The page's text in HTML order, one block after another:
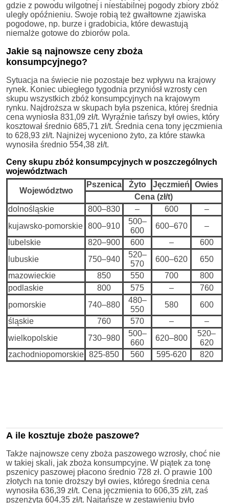
gdzie z powodu wilgotnej i niestabilnej pogody zbiory zbóż
uległy opóźnieniu. Swoje robią też gwałtowne zjawiska
pogodowe, np. burze i gradobicia, które dewastują
niemalże gotowe do zbiorów pola.
Jakie są najnowsze ceny zboża
konsumpcyjnego?
Sytuacja na świecie nie pozostaje bez wpływu na krajowy
rynek. Koniec ubiegłego tygodnia przyniósł wzrosty cen
skupu wszystkich zbóż konsumpcyjnych na krajowym
rynku. Najdroższa w skupach była pszenica, której średnia
cena wyniosła 831,09 zł/t. Wyraźnie tańszy był owies, który
kosztował średnio 685,71 zł/t. Średnia cena tony jęczmienia
to 628,93 zł/t. Najniżej wyceniono żyto, za które stawka
wynosiła średnio 554,38 zł/t.
Ceny skupu zbóż konsumpcyjnych w poszczególnych
województwach
Województwo
Pszenica Żyto Jęczmień
Owies
Cena (zł/t)
dolnośląskie
800–830 – 600
–
kujawsko-pomorskie 800–910
500–
600
600–670
–
lubelskie
820–900 600 –
600
lubuskie
750–940
520–
570
600–620
650
mazowieckie
850 550 700
800
podlaskie
800 575 –
760
pomorskie
740–880
480–
550
580
600
śląskie
760 570 –
–
wielkopolskie
730–980
500–
660
620–800
520–
620
zachodniopomorskie 825-850 560 595-620 820
A ile kosztuje zboże paszowe?
Także najnowsze ceny zboża paszowego wzrosły, choć nie
w takiej skali, jak zboża konsumpcyjne. W piątek za tonę
pszenicy paszowej płacono średnio 728 zł. O prawie 100
złotych na tonie droższy był owies, którego średnia cena
wynosiła 636,39 zł/t. Cena jęczmienia to 606,35 zł/t, zaś
pszenżyta 604,35 zł/t. Najtańsze w zestawieniu było